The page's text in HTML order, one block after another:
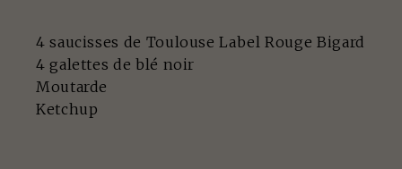
4 saucisses de Toulouse Label Rouge Bigard
4 galettes de blé noir
Moutarde
Ketchup